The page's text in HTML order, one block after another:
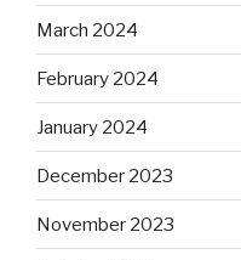
March 2024
February 2024
January 2024
December 2023
November 2023